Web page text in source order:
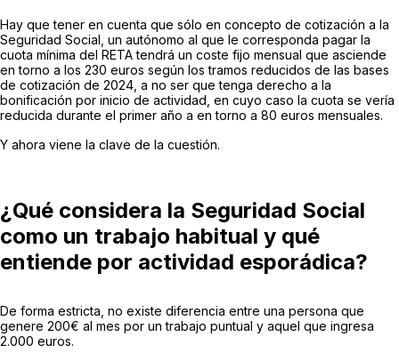
Hay que tener en cuenta que sólo en concepto de cotización a la
Seguridad Social, un autónomo al que le corresponda pagar la
cuota mínima del RETA tendrá un coste fijo mensual que asciende
en torno a los 230 euros según los tramos reducidos de las bases
de cotización de 2024, a no ser que tenga derecho a la
bonificación por inicio de actividad, en cuyo caso la cuota se vería
reducida durante el primer año a en torno a 80 euros mensuales.
Y ahora viene la clave de la cuestión.
¿Qué considera la Seguridad Social
como un trabajo habitual y qué
entiende por actividad esporádica?
De forma estricta, no existe diferencia entre una persona que
genere 200€ al mes por un trabajo puntual y aquel que ingresa
2.000 euros.